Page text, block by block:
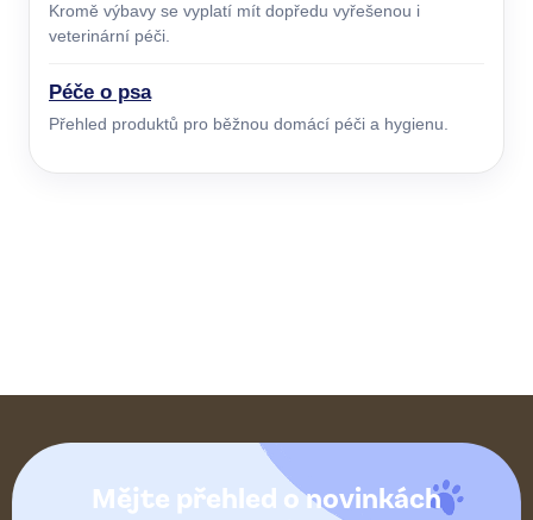
Kromě výbavy se vyplatí mít dopředu vyřešenou i
veterinární péči.
Péče o psa
Přehled produktů pro běžnou domácí péči a hygienu.
á
Mějte přehled o novinkách